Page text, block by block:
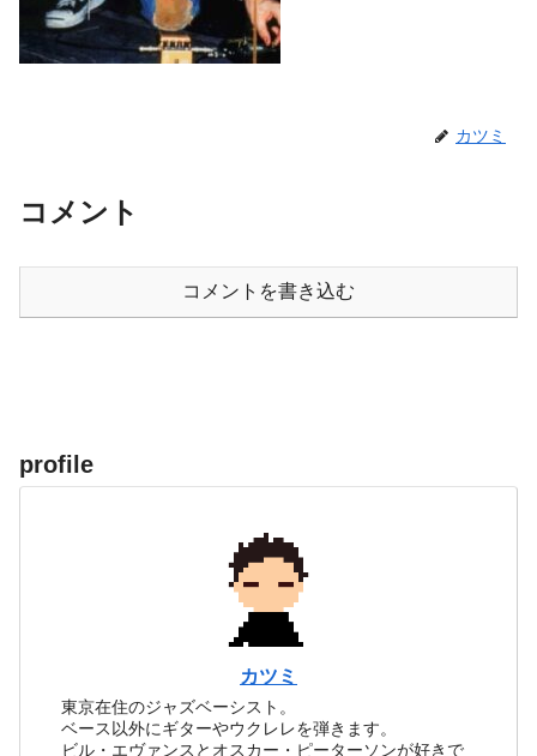
カツミ
コメント
コメントを書き込む
profile
カツミ
東京在住のジャズベーシスト。
ベース以外にギターやウクレレを弾きます。
ビル・エヴァンスとオスカー・ピーターソンが好きで